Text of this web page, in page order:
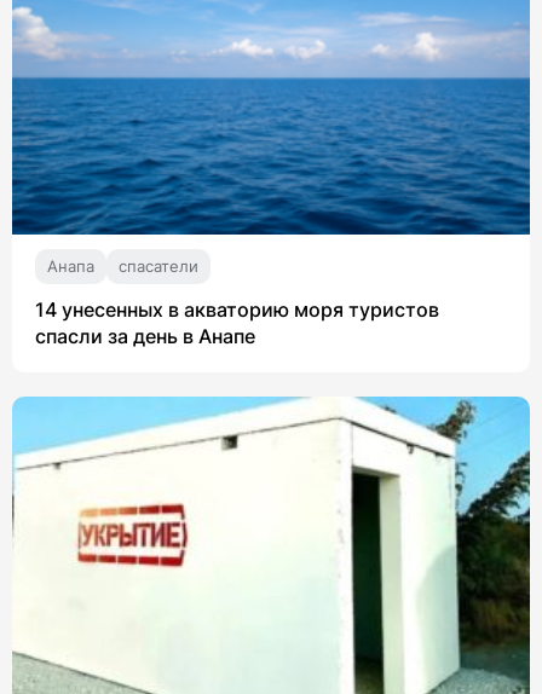
Анапа спасатели
14 унесенных в акваторию моря туристов
спасли за день в Анапе